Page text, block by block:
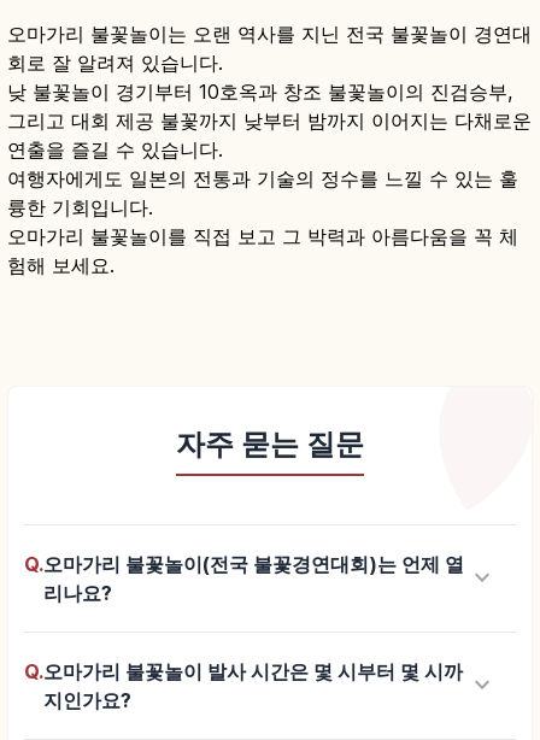
오마가리 불꽃놀이는 오랜 역사를 지닌 전국 불꽃놀이 경연대
회로 잘 알려져 있습니다.
낮 불꽃놀이 경기부터 10호옥과 창조 불꽃놀이의 진검승부,
그리고 대회 제공 불꽃까지 낮부터 밤까지 이어지는 다채로운
연출을 즐길 수 있습니다.
여행자에게도 일본의 전통과 기술의 정수를 느낄 수 있는 훌
륭한 기회입니다.
오마가리 불꽃놀이를 직접 보고 그 박력과 아름다움을 꼭 체
험해 보세요.
자주 묻는 질문
Q.오마가리 불꽃놀이(전국 불꽃경연대회)는 언제 열
리나요?
keyboard_arrow_down
Q.오마가리 불꽃놀이 발사 시간은 몇 시부터 몇 시까
지인가요?
keyboard_arrow_down